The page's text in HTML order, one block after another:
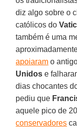
diz algo sobre o
católicos do
também é uma
apoiaram o
Unidos e
dias chocantes
pediu que
aquele pico de
conservadores